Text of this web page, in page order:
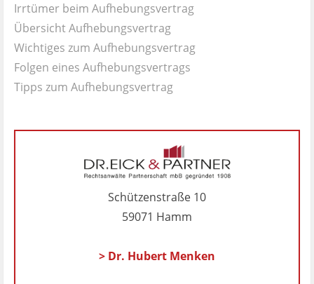
Datenschutz
Irrtümer beim Aufhebungsvertrag
Übersicht Aufhebungsvertrag
Wichtiges zum Aufhebungsvertrag
Folgen eines Aufhebungsvertrags
Tipps zum Aufhebungsvertrag
Schützenstraße 10
59071 Hamm
> Dr. Hubert Menken